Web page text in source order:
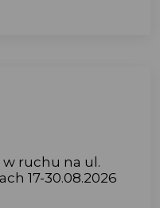
ruchu na ul.
17-30.08.2026